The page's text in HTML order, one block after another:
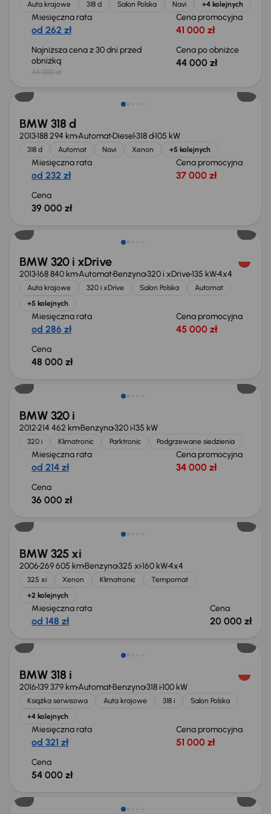
Auta krajowe 318 d Salon Polska Navi +4 kolejnych
Miesięczna rata
od 262 zł
Cena promocyjna
41 000 zł
Najniższa cena z 30 dni przed
obniżką
45 000 zł
Cena po obniżce
44 000 zł
BMW 318 d
2013188 294 kmAutomatDiesel318 d105 kW
318 d Automat Navi Xenon +5 kolejnych
Miesięczna rata
od 232 zł
Cena promocyjna
37 000 zł
Cena
39 000 zł
BMW 320 i xDrive
2013168 840 kmAutomatBenzyna320 i xDrive135 kW4x4
Auta krajowe 320 i xDrive Salon Polska
Automat
+5 kolejnych
Miesięczna rata
od 286 zł
Cena promocyjna
45 000 zł
Cena
48 000 zł
BMW 320 i
2012214 462 kmBenzyna320 i135 kW
320 i Klimatronic Parktronic Podgrzewane siedzienia
Miesięczna rata
od 214 zł
Cena promocyjna
34 000 zł
Cena
36 000 zł
BMW 325 xi
2006269 605 kmBenzyna325 xi160 kW4x4
325 xi Xenon Klimatronic
Tempomat
+2 kolejnych
Miesięczna rata
od 148 zł
Cena
20 000 zł
BMW 318 i
2016139 379 kmAutomatBenzyna318 i100 kW
Książka serwisowa Auta krajowe 318 i
Salon Polska
+4 kolejnych
Miesięczna rata
od 321 zł
Cena promocyjna
51 000 zł
Cena
54 000 zł